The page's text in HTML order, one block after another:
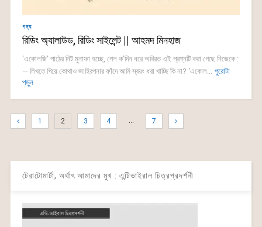
গদ্য
রিডিং অ্যালাউড, রিডিং সাইলেন্ট || আহমদ মিনহাজ
‘একোলজি’ পাঠের নিট মুনাফা হচ্ছে, গেল ক’দিন ধরে অবিরত এই প্রশ্নটি করা গেছে নিজেকে :
— লিখতে গিয়ে কোথাও জাহিরপনার ফাঁদে আমি স্বয়ং ধরা খাচ্ছি কি না? ‘একোল... পুরোটা
পড়ুন
1 2 3 4 … 7
টেরাটোমার্টা, অর্থাৎ আমাদের মুখ : এন্টিভাইরাল চিত্রপ্রদর্শনী